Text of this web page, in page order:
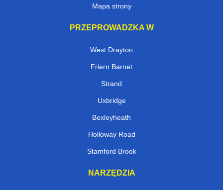
Mapa strony
PRZEPROWADZKA W
West Drayton
Friern Barnet
Strand
Uxbridge
Bexleyheath
Holloway Road
Stamford Brook
NARZĘDZIA